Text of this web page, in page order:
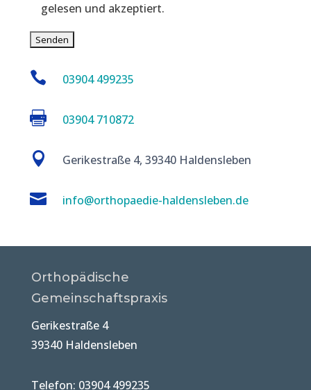
gelesen und akzeptiert.
 03904 499235
 03904 710872
 Gerikestraße 4, 39340 Haldensleben
 info@orthopaedie-haldensleben.de
Orthopädische
Gemeinschaftspraxis
Gerikestraße 4
39340 Haldensleben
Telefon: 03904 499235